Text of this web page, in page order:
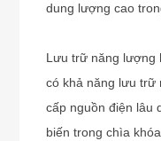
dung lượng cao
Lưu trữ năng lượng
có khả năng lưu trữ
cấp nguồn điện lâu
biến trong chìa